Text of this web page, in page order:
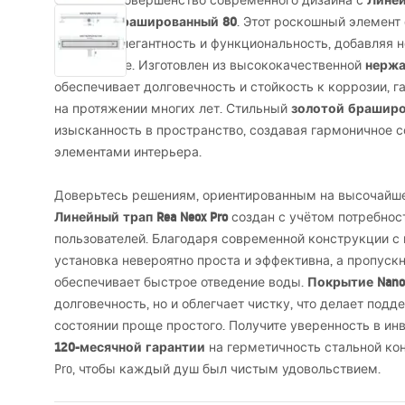
Золотой брашированный 80. Этот роскошный
сочетает элегантность и функциональность,
оформление. Изготовлен из высококачественной
обеспечивает долговечность и стойкость к коррозии,
на протяжении многих лет. Стильный золотой
изысканность в пространство, создавая гармоничное
элементами интерьера.
Доверьтесь решениям, ориентированным на
Линейный трап Rea Neox Proсоздан с учётом
пользователей. Благодаря современной конструкции
установка невероятно проста и эффективна, а
обеспечивает быстрое отведение воды. Покрытие
долговечность, но и облегчает чистку, что делает
состоянии проще простого. Получите уверенность в
120-месячной гарантии на герметичность стальной
Pro, чтобы каждый душ был чистым удовольствием.